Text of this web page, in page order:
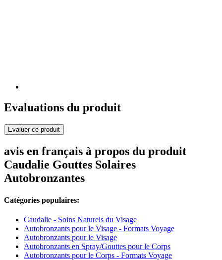
Evaluations du produit
Evaluer ce produit
avis en français à propos du produit
Caudalie Gouttes Solaires
Autobronzantes
Catégories populaires:
Caudalie - Soins Naturels du Visage
Autobronzants pour le Visage - Formats Voyage
Autobronzants pour le Visage
Autobronzants en Spray/Gouttes pour le Corps
Autobronzants pour le Corps - Formats Voyage